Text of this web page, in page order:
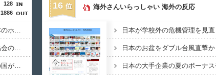
128
1886
韓国人「北米市場で売れまくりトヨタに続き日本のホンダやスズキも今年第2四半期に大幅な黒字を記録！」→「あまりにも見事なV字回復‥」
韓国人「大統領が直接乗り出して大韓サッカー協会の非民主的な運営を厳しく批判した理由がこちらです‥」→「衝撃的な展開‥」
韓国人「意外に日本との関係が深い地球の裏側の国がこちらです‥」→「国境を越えた驚くべき歴史のつながり‥」
16 海外さんいらっしゃい 海外の反応